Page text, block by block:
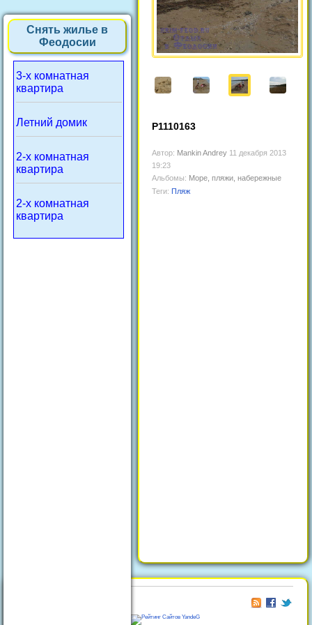
Снять жилье в
Феодосии
3-х комнатная
квартира
Летний домик
2-х комнатная
квартира
2-х комнатная
квартира
P1110163
Автор: Mankin Andrey 11 декабря 2013
19:23
Альбомы: Море, пляжи, набережные
Теги: Пляж